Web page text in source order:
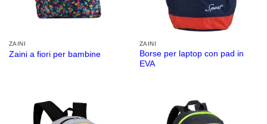
ZAINI
Zaini a fiori per bambine
ZAINI
Borse per laptop con pad in
EVA